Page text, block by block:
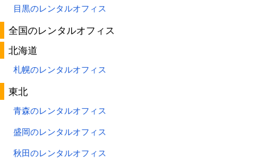
目黒のレンタルオフィス
全国のレンタルオフィス
北海道
札幌のレンタルオフィス
東北
青森のレンタルオフィス
盛岡のレンタルオフィス
秋田のレンタルオフィス